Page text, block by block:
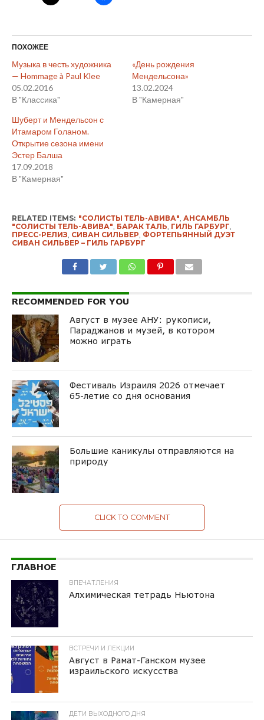
ПОХОЖЕЕ
Музыка в честь художника
— Hommage à Paul Klee
05.02.2016
В "Классика"
«День рождения
Мендельсона»
13.02.2024
В "Камерная"
Шуберт и Мендельсон с
Итамаром Голаном.
Открытие сезона имени
Эстер Балша
17.09.2018
В "Камерная"
RELATED ITEMS: "СОЛИСТЫ ТЕЛЬ-АВИВА", АНСАМБЛЬ
"СОЛИСТЫ ТЕЛЬ-АВИВА", БАРАК ТАЛЬ, ГИЛЬ ГАРБУРГ,
ПРЕСС-РЕЛИЗ, СИВАН СИЛЬВЕР, ФОРТЕПЬЯННЫЙ ДУЭТ
СИВАН СИЛЬВЕР – ГИЛЬ ГАРБУРГ
RECOMMENDED FOR YOU
Август в музее АНУ: рукописи,
Параджанов и музей, в котором
можно играть
Фестиваль Израиля 2026 отмечает
65-летие со дня основания
Большие каникулы отправляются на
природу
CLICK TO COMMENT
ГЛАВНОЕ
ВПЕЧАТЛЕНИЯ
Алхимическая тетрадь Ньютона
ВСТРЕЧИ И ЛЕКЦИИ
Август в Рамат-Ганском музее
израильского искусства
ДЕТИ ВЫХОДНОГО ДНЯ